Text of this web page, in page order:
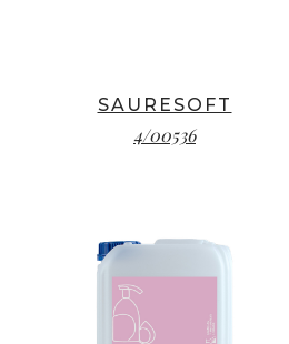
SAURESOFT
4/00536